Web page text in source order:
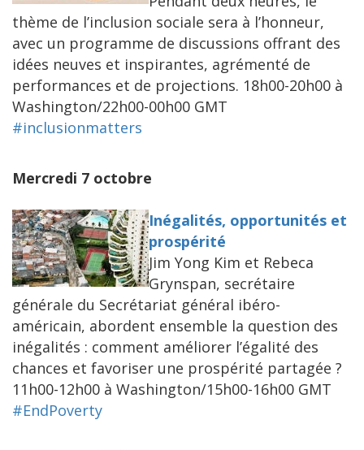
thème de l’inclusion sociale sera à l’honneur,
avec un programme de discussions offrant des
idées neuves et inspirantes, agrémenté de
performances et de projections. 18h00-20h00 à
Washington/22h00-00h00 GMT
#inclusionmatters
Mercredi 7 octobre
Inégalités, opportunités et
prospérité
Jim Yong Kim et Rebeca
Grynspan, secrétaire
générale du Secrétariat général ibéro-
américain, abordent ensemble la question des
inégalités : comment améliorer l’égalité des
chances et favoriser une prospérité partagée ?
11h00-12h00 à Washington/15h00-16h00 GMT
#EndPoverty